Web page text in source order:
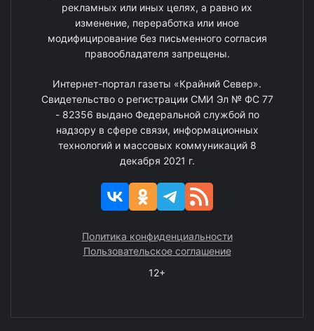
рекламных или иных целях, а равно их
изменение, переработка или иное
модифицирование без письменного согласия
правообладателя запрещены.
Интернет-портал газеты «Крайний Север».
Свидетельство о регистрации СМИ Эл № ФС 77
- 82356 выдано Федеральной службой по
надзору в сфере связи, информационных
технологий и массовых коммуникаций 8
декабря 2021 г.
Политика конфиденциальности
Пользовательское соглашение
12+